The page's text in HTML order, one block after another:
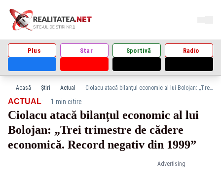
Plus Star Sportivă Radio
Acasă Știri Actual Ciolacu atacă bilanțul economic al lui Bolojan: „Trei trimestre de cădere economică. Record negativ din 1999”
Advertising
ACTUAL· 1 min citire
Ciolacu atacă bilanțul economic al lui
Bolojan: „Trei trimestre de cădere
economică. Record negativ din 1999”